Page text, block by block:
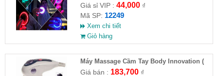
Giá sỉ VIP : 44,000₫
Mã SP: 12249
Xem chi tiết
Giỏ hàng
Máy Massage Cầm Tay Body Innovation (
HĐ )
Giá bán : 183,700₫